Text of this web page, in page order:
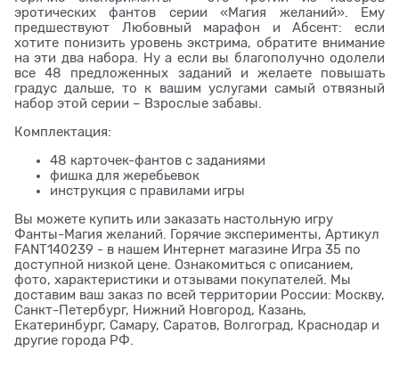
эротических фантов серии «Магия желаний». Ему
предшествуют Любовный марафон и Абсент: если
хотите понизить уровень экстрима, обратите внимание
на эти два набора. Ну а если вы благополучно одолели
все 48 предложенных заданий и желаете повышать
градус дальше, то к вашим услугами самый отвязный
набор этой серии – Взрослые забавы.
Комплектация:
48 карточек-фантов с заданиями
фишка для жеребьевок
инструкция с правилами игры
Вы можете купить или заказать настольную игру
Фанты-Магия желаний. Горячие эксперименты, Артикул
FANT140239 - в нашем Интернет магазине Игра 35 по
доступной низкой цене. Ознакомиться с описанием,
фото, характеристики и отзывами покупателей. Мы
доставим ваш заказ по всей территории России: Москву,
Санкт-Петербург, Нижний Новгород, Казань,
Екатеринбург, Самару, Саратов, Волгоград, Краснодар и
другие города РФ.